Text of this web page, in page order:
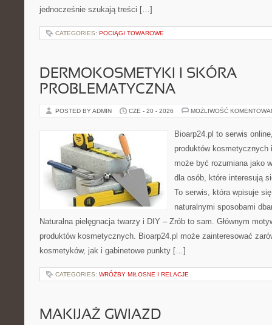
jednocześnie szukają treści […]
CATEGORIES: POCIĄGI TOWAROWE
DERMOKOSMETYKI I SKÓRA
PROBLEMATYCZNA
POSTED BY ADMIN CZE - 20 - 2026 MOŻLIWOŚĆ
Bioarp24.pl to serwis
produktów kosmetycznych
może być rozumiana jako
dla osób, które interesują
To serwis, która wpisuje
naturalnymi sposobami
Naturalna pielęgnacja twarzy i DIY – Zrób to sam. Głównym
produktów kosmetycznych. Bioarp24.pl może zainteresować
kosmetyków, jak i gabinetowe punkty […]
CATEGORIES: WRÓŻBY MIŁOSNE I RELACJE
MAKIJAŻ GWIAZD